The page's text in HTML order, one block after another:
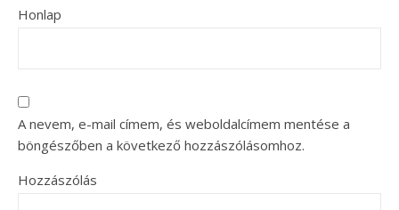
Honlap
A nevem, e-mail címem, és weboldalcímem mentése a
böngészőben a következő hozzászólásomhoz.
Hozzászólás